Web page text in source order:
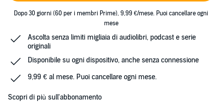
Dopo 30 giorni (60 per i membri Prime), 9,99 €/mese. Puoi cancellare ogni
mese
Ascolta senza limiti migliaia di audiolibri, podcast e serie
originali
Disponibile su ogni dispositivo, anche senza connessione
9,99 € al mese. Puoi cancellare ogni mese.
Scopri di più sull'abbonamento